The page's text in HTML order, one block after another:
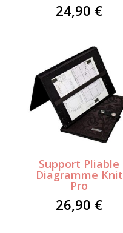
24,90 €
Support Pliable
Diagramme Knit
Pro
26,90 €